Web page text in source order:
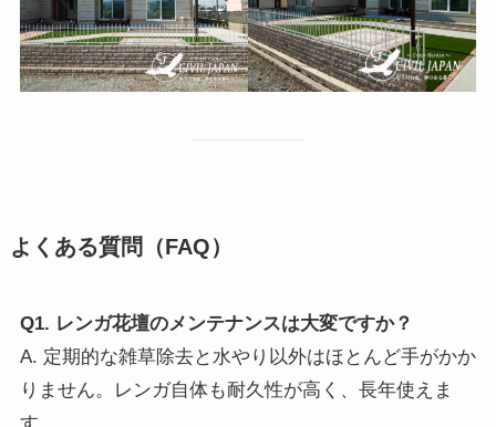
よくある質問（FAQ）
Q1. レンガ花壇のメンテナンスは大変ですか？
A. 定期的な雑草除去と水やり以外はほとんど手がかか
りません。レンガ自体も耐久性が高く、長年使えま
す。